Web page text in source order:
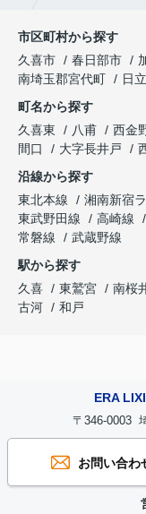
市区町村から探す
久喜市
春日部市
南埼玉郡宮代町
日
町名から探す
久喜東
八甫 西金
間口
大字長井戸
沿線から探す
東北本線
湘南新宿
東武野田線
高崎線
常磐線
武蔵野線
駅から探す
久喜
東鷲宮 南桜
古河
和戸
ERA
〒346-0003
お問い合わ